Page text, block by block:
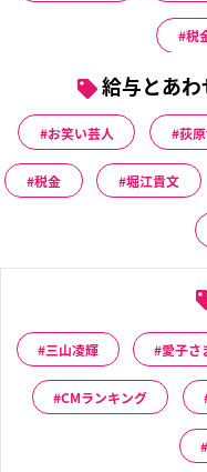
税
給与とあわ
お笑い芸人 荻
税金 堀江貴文
三山凌輝 愛子さ
CMランキング